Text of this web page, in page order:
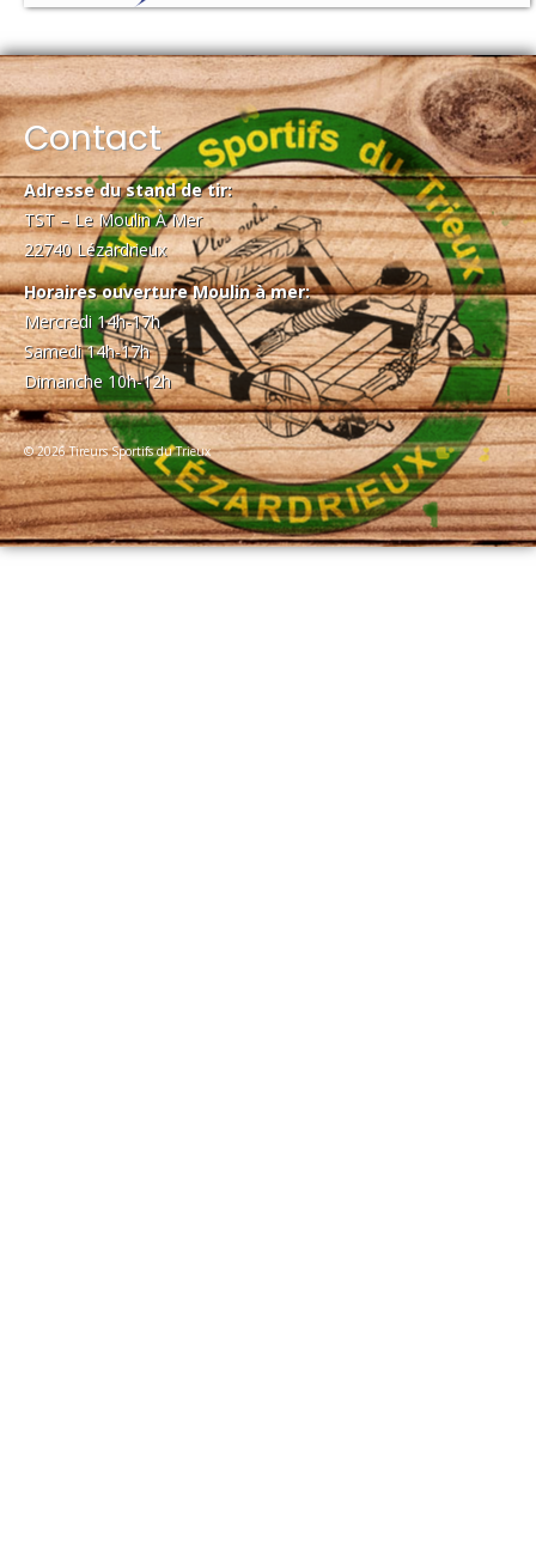
Contact
Adresse du stand de tir:
TST – Le Moulin À Mer
22740 Lézardrieux
Horaires ouverture Moulin à mer:
Mercredi 14h-17h
Samedi 14h-17h
Dimanche 10h-12h
© 2026 Tireurs Sportifs du Trieux